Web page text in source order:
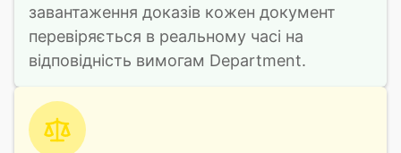
завантаження доказів кожен документ
перевіряється в реальному часі на
відповідність вимогам Department.